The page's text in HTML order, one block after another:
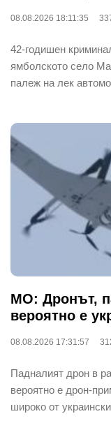
08.08.2026 18:11:35
42-годишен
ямболското село
палеж на лек
МО: Дронът,
вероятно е
08.08.2026 17:31:57
Падналият дрон в
вероятно е дрон-
широко от